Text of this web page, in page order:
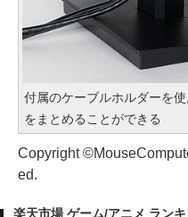
付属のケーブルホルダーを
をまとめることができる
Copyright
ed.
楽天市場 ゲーム/アニメ ラン